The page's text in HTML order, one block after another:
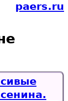
paers.ru